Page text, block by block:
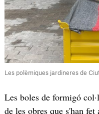
Les polèmiques jardineres de
Les boles de formigó
de les obres que s'han